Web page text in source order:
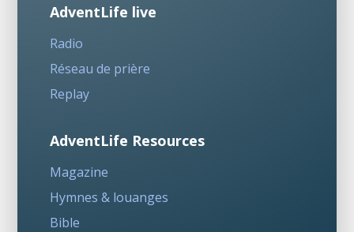
AdventLife live
Radio
Réseau de prière
Replay
AdventLife Resources
Magazine
Hymnes & louanges
Bible